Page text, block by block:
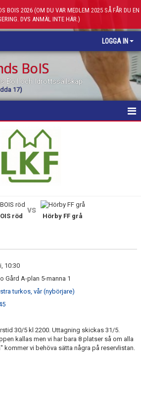
BOIS 2026 (OM DU VAR MEDLEM 2025 SÅ FÅR DU EN
DVS ANMÄL INTE HÄR.)
LOGGA IN
BoIS
Boll och Idrottssällskap
17)
röd
vs
Hörby FF grå
10:30
Gård A-plan 5-manna 1
turkos, vår (nybörjare)
30/5 kl 2200. Uttagning skickas 31/5.
kallas men vi har bara 8 platser så om alla
kommer vi behöva sätta några på reservlistan.